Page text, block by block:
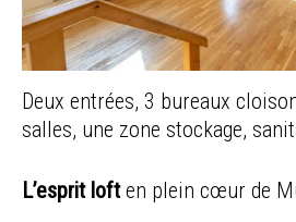
Deux entrées, 3 bureaux
salles, une zone stockage,
L’esprit loften plein cœur de